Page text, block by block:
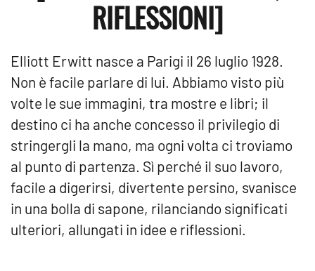
RIFLESSIONI]
Elliott Erwitt nasce a Parigi il 26 luglio 1928.
Non è facile parlare di lui. Abbiamo visto più
volte le sue immagini, tra mostre e libri; il
destino ci ha anche concesso il privilegio di
stringergli la mano, ma ogni volta ci troviamo
al punto di partenza. Sì perché il suo lavoro,
facile a digerirsi, divertente persino, svanisce
in una bolla di sapone, rilanciando significati
ulteriori, allungati in idee e riflessioni.